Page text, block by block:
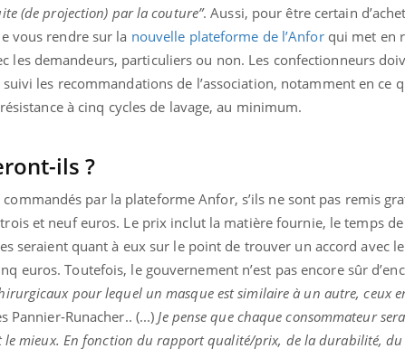
(de projection) par la couture”. Aussi, pour être certain
vous rendre sur la nouvelle plateforme de l’Anforqui met en
les demandeurs, particuliers ou non. Les confectionneurs
suivi les recommandations de l’association, notamment en ce
à cinq cycles de lavage, au minimum.
ils ?
commandés par la plateforme Anfor, s’ils ne sont pas remis
et neuf euros. Le prix inclut la matière fournie, le temps
seraient quant à eux sur le point de trouver un accord avec
euros. Toutefois, le gouvernement n’est pas encore sûr
pour lequel un masque est similaire à un autre, ceux
Pannier-Runacher.. (...) Je pense que chaque consommateur
mieux. En fonction du rapport qualité/prix, de la durabilité, du
se Youtube
Diabète & Ramadan 2026Youtube
Le Ramadan approche, et, pour de
défis, mais ...
Youtube
Un «
faciliter
numérique »